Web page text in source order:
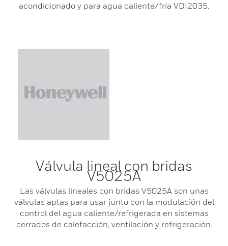
acondicionado y para agua caliente/fría VDI2035.
Válvula lineal con bridas
V5025A
Las válvulas lineales con bridas V5025A son unas
válvulas aptas para usar junto con la modulación del
control del agua caliente/refrigerada en sistemas
cerrados de calefacción, ventilación y refrigeración.